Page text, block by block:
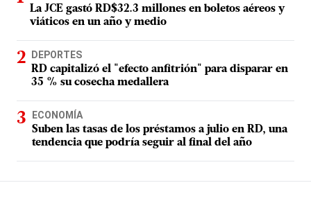
La JCE gastó RD$32.3 millones en boletos aéreos y
viáticos en un año y medio
DEPORTES
RD capitalizó el "efecto anfitrión" para disparar en
35 % su cosecha medallera
ECONOMÍA
Suben las tasas de los préstamos a julio en RD, una
tendencia que podría seguir al final del año